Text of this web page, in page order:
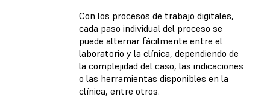
Con los procesos de trabajo digitales,
cada paso individual del proceso se
puede alternar fácilmente entre el
laboratorio y la clínica, dependiendo de
la complejidad del caso, las indicaciones
o las herramientas disponibles en la
clínica, entre otros.